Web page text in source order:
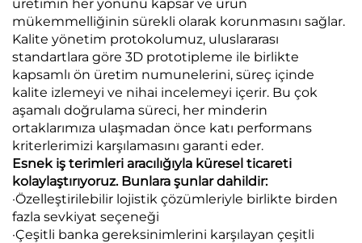
üretimin her yönünü kapsar ve ürün
mükemmelliğinin sürekli olarak korunmasını sağlar.
Kalite yönetim protokolumuz, uluslararası
standartlara göre 3D prototipleme ile birlikte
kapsamlı ön üretim numunelerini, süreç içinde
kalite izlemeyi ve nihai incelemeyi içerir. Bu çok
aşamalı doğrulama süreci, her minderin
ortaklarımıza ulaşmadan önce katı performans
kriterlerimizi karşılamasını garanti eder.
Esnek iş terimleri aracılığıyla küresel ticareti
kolaylaştırıyoruz. Bunlara şunlar dahildir:
·Özelleştirilebilir lojistik çözümleriyle birlikte birden
fazla sevkiyat seçeneği
·Çeşitli banka gereksinimlerini karşılayan çeşitli